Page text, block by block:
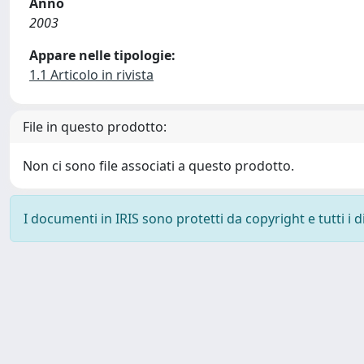
2003
Appare nelle tipologie:
1.1 Articolo in rivista
File in questo prodotto:
Non ci sono file associati a questo prodotto.
I documenti in IRIS sono protetti da copyright e tutti i